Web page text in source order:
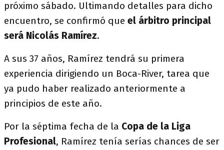
próximo sábado. Ultimando detalles para dicho
encuentro, se confirmó que el árbitro principal
será Nicolás Ramírez.
A sus 37 años, Ramírez tendrá su primera
experiencia dirigiendo un Boca-River, tarea que
ya pudo haber realizado anteriormente a
principios de este año.
Por la séptima fecha de la Copa de la Liga
Profesional, Ramírez tenía serías chances de ser